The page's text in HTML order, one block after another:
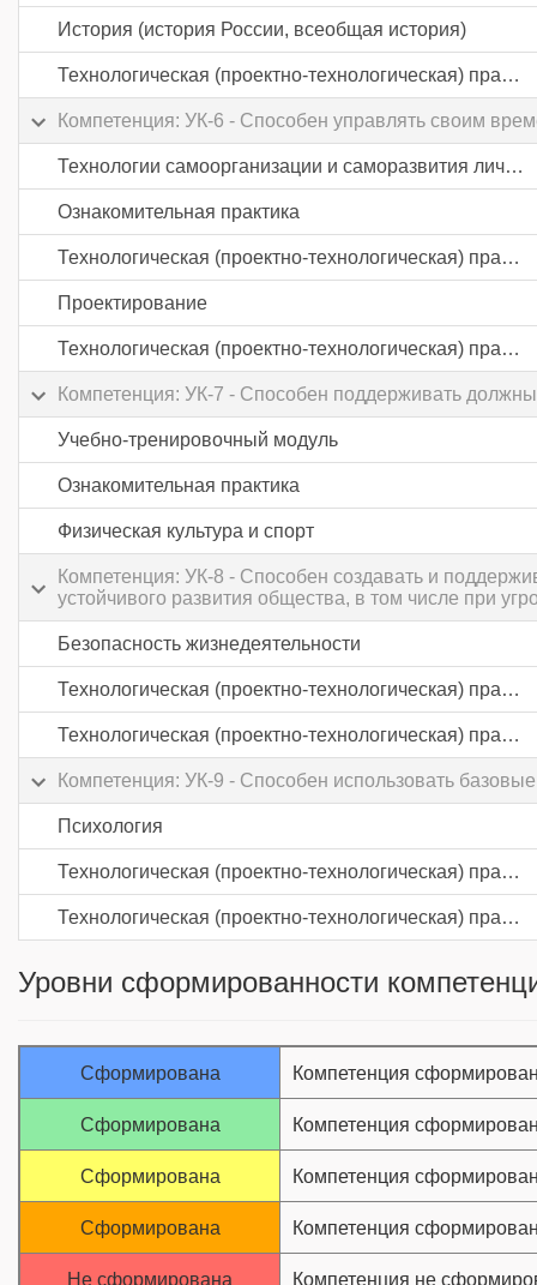
История (история России, всеобщая история)
Технологическая (проектно-технологическая) практика
Компетенция: УК-6 - Способен управлять своим
Технологии самоорганизации и саморазвития личности
Ознакомительная практика
Технологическая (проектно-технологическая) практика
Проектирование
Технологическая (проектно-технологическая) практика
Компетенция: УК-7 - Способен поддерживать
Учебно-тренировочный модуль
Ознакомительная практика
Физическая культура и спорт
Компетенция: УК-8 - Способен создавать и
устойчивого развития общества, в том числе при
Безопасность жизнедеятельности
Технологическая (проектно-технологическая) практика
Технологическая (проектно-технологическая) практика
Компетенция: УК-9 - Способен использовать
Психология
Технологическая (проектно-технологическая) практика
Технологическая (проектно-технологическая) практика
Уровни сформированности
Сформирована
Компетенция
Сформирована
Компетенция
Сформирована
Компетенция
Сформирована
Компетенция
Не сформирована
Компетенция не